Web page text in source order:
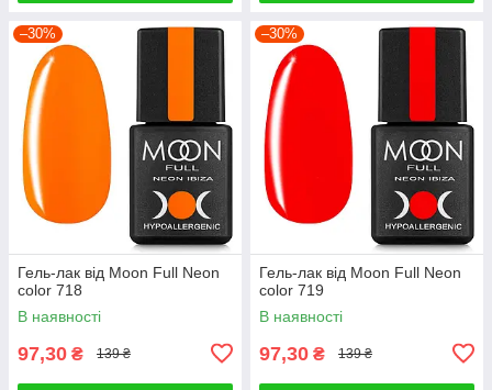
–30%
Гель-лак від Moon Full Neon
color 718
В наявності
97,30 ₴ 139 ₴
–30%
Гель-лак від Moon Full Neon
color 719
В наявності
97,30 ₴ 139 ₴